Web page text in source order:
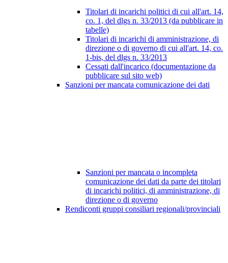
Titolari di incarichi politici di cui all'art. 14,
co. 1, del dlgs n. 33/2013 (da pubblicare in
tabelle)
Titolari di incarichi di amministrazione, di
direzione o di governo di cui all'art. 14, co.
1-bis, del dlgs n. 33/2013
Cessati dall'incarico (documentazione da
pubblicare sul sito web)
Sanzioni per mancata comunicazione dei dati
Sanzioni per mancata o incompleta
comunicazione dei dati da parte dei titolari
di incarichi politici, di amministrazione, di
direzione o di governo
Rendiconti gruppi consiliari regionali/provinciali